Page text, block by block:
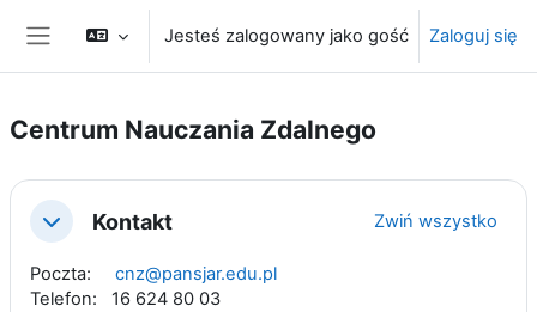
Przejdź do głównej zawartości
Panel boczny
Jesteś zalogowany jako gość Zaloguj się
Centrum Nauczania Zdalnego
Przegląd sekcji
Minimalizuj
Kontakt Zwiń wszystko
Poczta: cnz@pansjar.edu.pl
Telefon: 16 624 80 03